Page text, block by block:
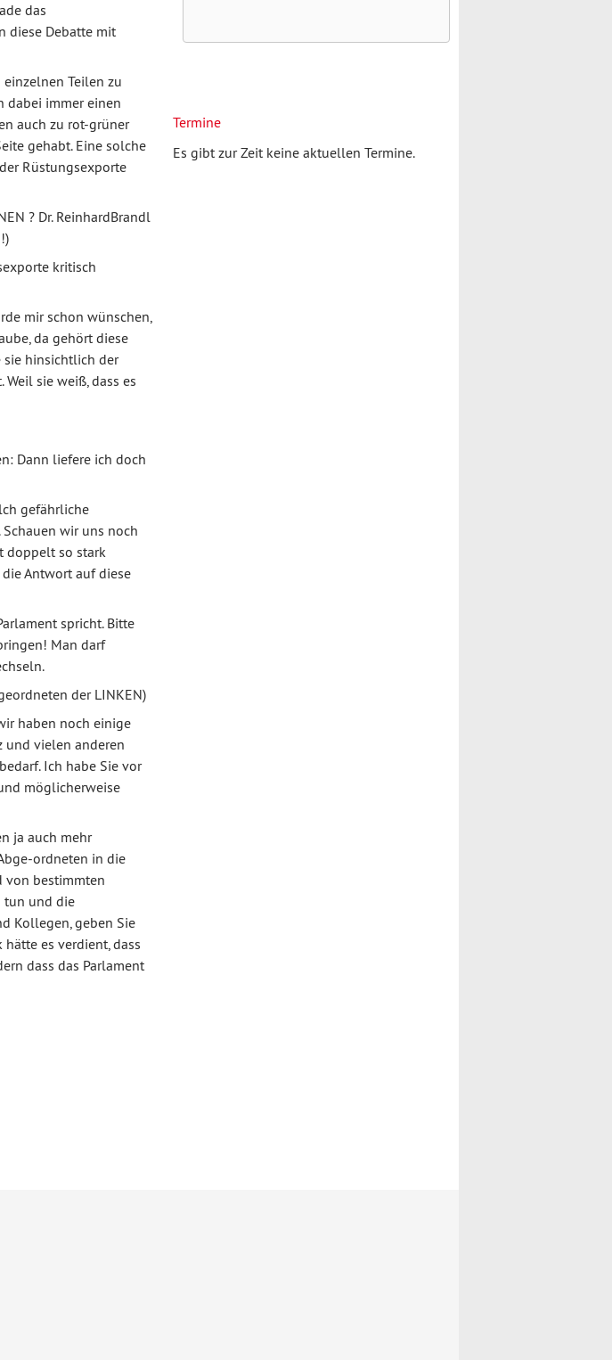
das
diese Debatte mit
Teilen zu
dabei immer einen
auch zu rot-grüner
gehabt. Eine solche
Rüstungsexporte
? Dr. ReinhardBrandl
kritisch
mir schon wünschen,
da gehört diese
sie hinsichtlich der
sie weiß, dass es
Dann liefere ich doch
gefährliche
wir uns noch
doppelt so stark
Antwort auf diese
spricht. Bitte
Man darf
der LINKEN)
haben noch einige
und vielen anderen
Ich habe Sie vor
möglicherweise
ja auch mehr
ordneten in die
von bestimmten
tun und die
Kollegen, geben Sie
es verdient, dass
dass das Parlament
Termine
Es gibt zur Zeit keine aktuellen Termine.